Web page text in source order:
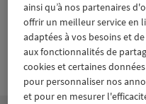
Certifié avecWiztrust
trusted
sources
ainsi qu’à nos partenaires
offrir un meilleur service en
adaptées à vos besoins et
aux fonctionnalités de
cookies et certaines
pour personnaliser nos
et pour en mesurer